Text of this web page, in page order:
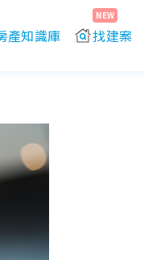
產知識庫 找建案
NEW